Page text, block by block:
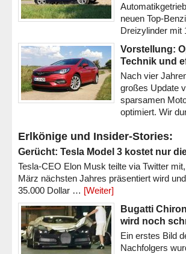
neuen Top-
Dreizylinder
Vorstellung:
Technik und
Nach vier
großes Update
sparsamen
optimiert. Wir
Erlkönige und Insider-Stories:
Gerücht: Tesla Model 3 kostet nur
Tesla-CEO Elon Musk teilte via Twitter
März nächsten Jahres präsentiert wird
35.000 Dollar … [Weiter]
Bugatti
wird noch
Ein erstes Bild
Nachfolgers